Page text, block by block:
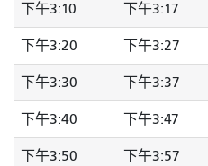
下午3:10 下午3:17
下午3:20 下午3:27
下午3:30 下午3:37
下午3:40 下午3:47
下午3:50 下午3:57